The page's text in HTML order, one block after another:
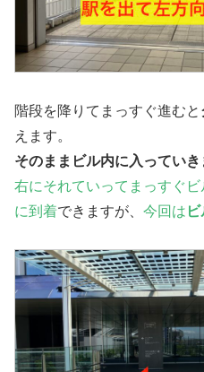
階段を降りてまっすぐ進むと
えます。
そのままビル内に入っていき
右にそれていってまっすぐ
に到着できますが、 今回は